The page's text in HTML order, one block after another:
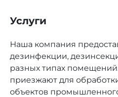
Услуги
Наша компания
дезинфекции,
разных типах
приезжают для
объектов